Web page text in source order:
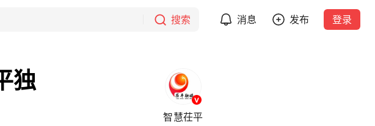
搜索 消息 发布 登录
独
智慧茌平